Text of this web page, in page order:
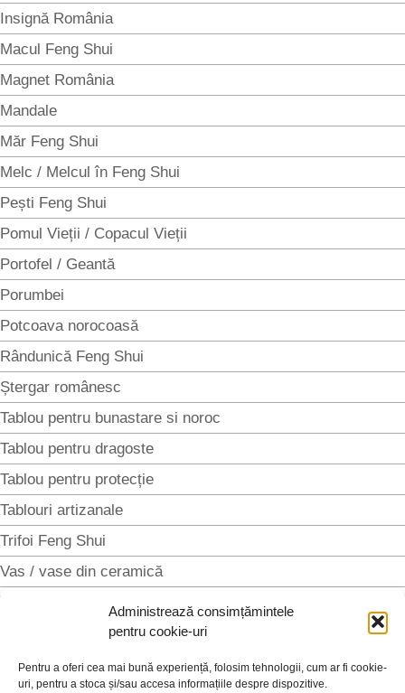
Administrează consimțămintele
pentru cookie-uri
Pentru a oferi cea mai bună experiență, folosim tehnologii, cum ar fi cookie-
uri, pentru a stoca și/sau accesa informațiile despre dispozitive.
Insignă România
Macul Feng Shui
Magnet România
Mandale
Măr Feng Shui
Melc / Melcul în Feng Shui
Pești Feng Shui
Pomul Vieții / Copacul Vieții
Portofel / Geantă
Porumbei
Potcoava norocoasă
Rândunică Feng Shui
Ștergar românesc
Tablou pentru bunastare si noroc
Tablou pentru dragoste
Tablou pentru protecție
Tablouri artizanale
Trifoi Feng Shui
Vas / vase din ceramică
Vestă tradițională
Vultur Feng Shui
Fără categorie